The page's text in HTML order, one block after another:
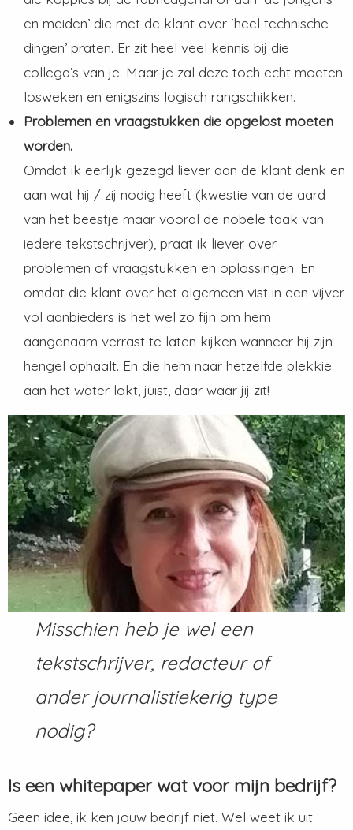
en meiden’ die met de klant over ‘heel technische
dingen’ praten. Er zit heel veel kennis bij die
collega’s van je. Maar je zal deze toch echt moeten
losweken en enigszins logisch rangschikken.
Problemen en vraagstukken die opgelost moeten
worden.
Omdat ik eerlijk gezegd liever aan de klant denk en
aan wat hij / zij nodig heeft (kwestie van de aard
van het beestje maar vooral de nobele taak van
iedere tekstschrijver), praat ik liever over
problemen of vraagstukken en oplossingen. En
omdat die klant over het algemeen vist in een vijver
vol aanbieders is het wel zo fijn om hem
aangenaam verrast te laten kijken wanneer hij zijn
hengel ophaalt. En die hem naar hetzelfde plekkie
aan het water lokt, juist, daar waar jij zit!
Misschien heb je wel een
tekstschrijver, redacteur of
ander journalistiekerig type
nodig?
Is een whitepaper wat voor mijn bedrijf?
Geen idee, ik ken jouw bedrijf niet. Wel weet ik uit